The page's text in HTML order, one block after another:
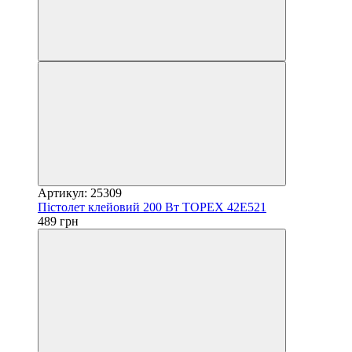
Артикул: 25309
Пістолет клейовий 200 Вт ТOPEX 42E521
489 грн